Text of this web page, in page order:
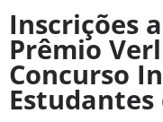
Inscrições
Prêmio
Concurso